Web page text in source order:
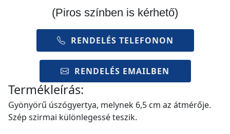
(Piros színben is kérhető)
RENDELÉS TELEFONON
RENDELÉS EMAILBEN
Termékleírás:
Gyönyörű úszógyertya, melynek 6,5 cm az átmérője.
Szép szirmai különlegessé teszik.